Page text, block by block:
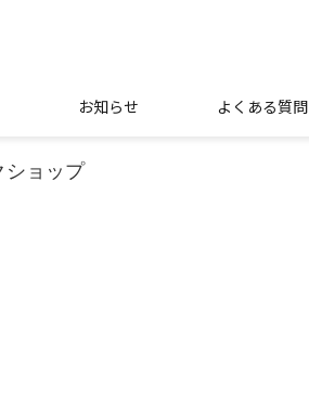
お知らせ よくある質問
ショップ